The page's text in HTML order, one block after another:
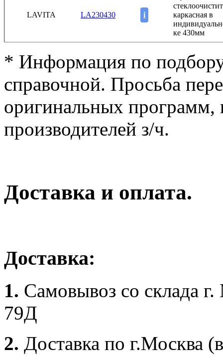
LAVITA LA230430 i
каркасная в
ке 430мм
* Информация по подбору
справочной. Просьба
оригинальных программ,
производителей з/ч.
Доставка и оплата.
Доставка:
1. Самовывоз со склада
79Д
2. Доставка по г.Москва